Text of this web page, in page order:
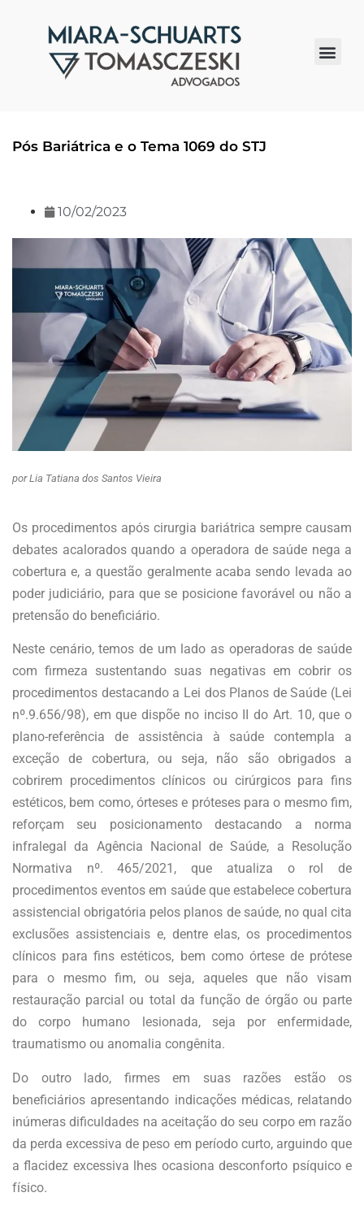
Pós Bariátrica e o Tema 1069 do STJ
10/02/2023
por Lia Tatiana dos Santos Vieira
Os procedimentos após cirurgia bariátrica sempre causam
debates acalorados quando a operadora de saúde nega a
cobertura e, a questão geralmente acaba sendo levada ao
poder judiciário, para que se posicione favorável ou não a
pretensão do beneficiário.
Neste cenário, temos de um lado as operadoras de saúde
com firmeza sustentando suas negativas em cobrir os
procedimentos destacando a Lei dos Planos de Saúde (Lei
nº.9.656/98), em que dispõe no inciso II do Art. 10, que o
plano-referência de assistência à saúde contempla a
exceção de cobertura, ou seja, não são obrigados a
cobrirem procedimentos clínicos ou cirúrgicos para fins
estéticos, bem como, órteses e próteses para o mesmo fim,
reforçam seu posicionamento destacando a norma
infralegal da Agência Nacional de Saúde, a Resolução
Normativa nº. 465/2021, que atualiza o rol de
procedimentos eventos em saúde que estabelece cobertura
assistencial obrigatória pelos planos de saúde, no qual cita
exclusões assistenciais e, dentre elas, os procedimentos
clínicos para fins estéticos, bem como órtese de prótese
para o mesmo fim, ou seja, aqueles que não visam
restauração parcial ou total da função de órgão ou parte
do corpo humano lesionada, seja por enfermidade,
traumatismo ou anomalia congênita.
Do outro lado, firmes em suas razões estão os
beneficiários apresentando indicações médicas, relatando
inúmeras dificuldades na aceitação do seu corpo em razão
da perda excessiva de peso em período curto, arguindo que
a flacidez excessiva lhes ocasiona desconforto psíquico e
físico.